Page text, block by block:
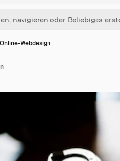
Online-Webdesign